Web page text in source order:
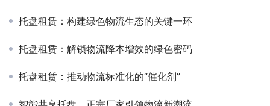
托盘租赁：构建绿色物流生态的关键一环
托盘租赁：解锁物流降本增效的绿色密码
托盘租赁：推动物流标准化的“催化剂”